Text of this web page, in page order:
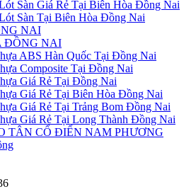
Sàn Giá Rẻ Tại Biên Hòa Đồng Nai
Sàn Tại Biên Hòa Đồng Nai
NAI
ĐỒNG NAI
ABS Hàn Quốc Tại Đồng Nai
Composite Tại Đồng Nai
Giá Rẻ Tại Đồng Nai
Giá Rẻ Tại Biên Hòa Đồng Nai
Giá Rẻ Tại Trảng Bom Đồng Nai
Giá Rẻ Tại Long Thành Đồng Nai
TÂN CỔ ĐIỂN NAM PHƯƠNG